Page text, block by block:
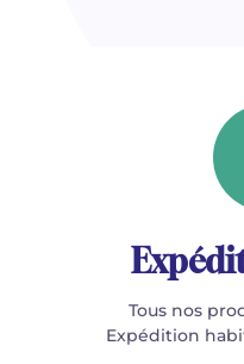
Tous nos
Expédition